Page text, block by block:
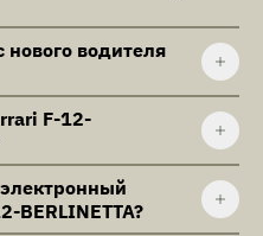
водителя
F-12-
BERLINETTA?